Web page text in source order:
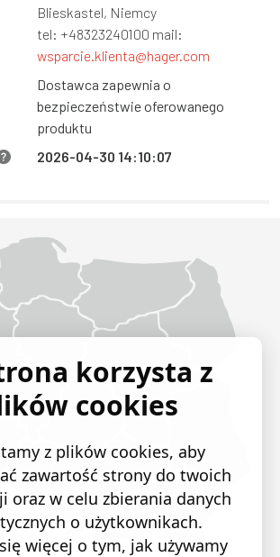
Blieskastel, Niemcy
tel: +48323240100 mail:
wsparcie.klienta@hager.com
Dostawca zapewnia o
bezpieczeństwie oferowanego
produktu
2026-04-30 14:10:07
korzysta z
cookies
z plików cookies, aby
zawartość strony do twoich
oraz w celu zbierania danych
o użytkownikach.
więcej o tym, jak używamy